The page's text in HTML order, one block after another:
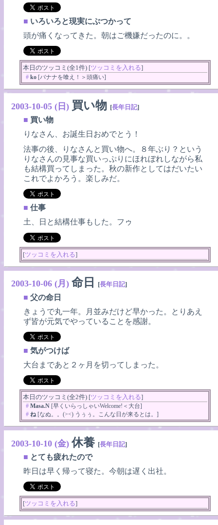
■ いろいろと現実にぶつかって
頭が痛くなってきた。朝はご機嫌だったのに。。
本日のツッコミ(全1件) [ツッコミを入れる]
# ko [バナナを喰え！＞頭痛い]
2003-10-05 (日) 買い物 [長年日記]
■ 買い物
りなさん、お誕生日おめでとう！
法事の後、りなさんと買い物へ。８年ぶり？という
りなさんの見事な買いっぷりにほれぼれしながら私
も結構買ってしまった。秋の新作としてはだいたい
これでよかろう。楽しみだ。
■ 仕事
土、日と結構仕事もした。フゥ
[ツッコミを入れる]
2003-10-06 (月) 命日 [長年日記]
■ 父の命日
きょうで丸一年。月並みだけど早かった。とりあえ
ず皆が元気でやっていることを感謝。
■ 気がつけば
大台まであと２ヶ月を切ってしまった。
本日のツッコミ(全2件) [ツッコミを入れる]
# Masa.N
[早くいらっしゃいWelcome!＜大台]
# ね[なぬ。。(><) うぅぅ。こんな日が来るとは。]
2003-10-10 (金) 休養 [長年日記]
■ とても疲れたので
昨日は早く帰って寝た。今朝は遅く出社。
[ツッコミを入れる]